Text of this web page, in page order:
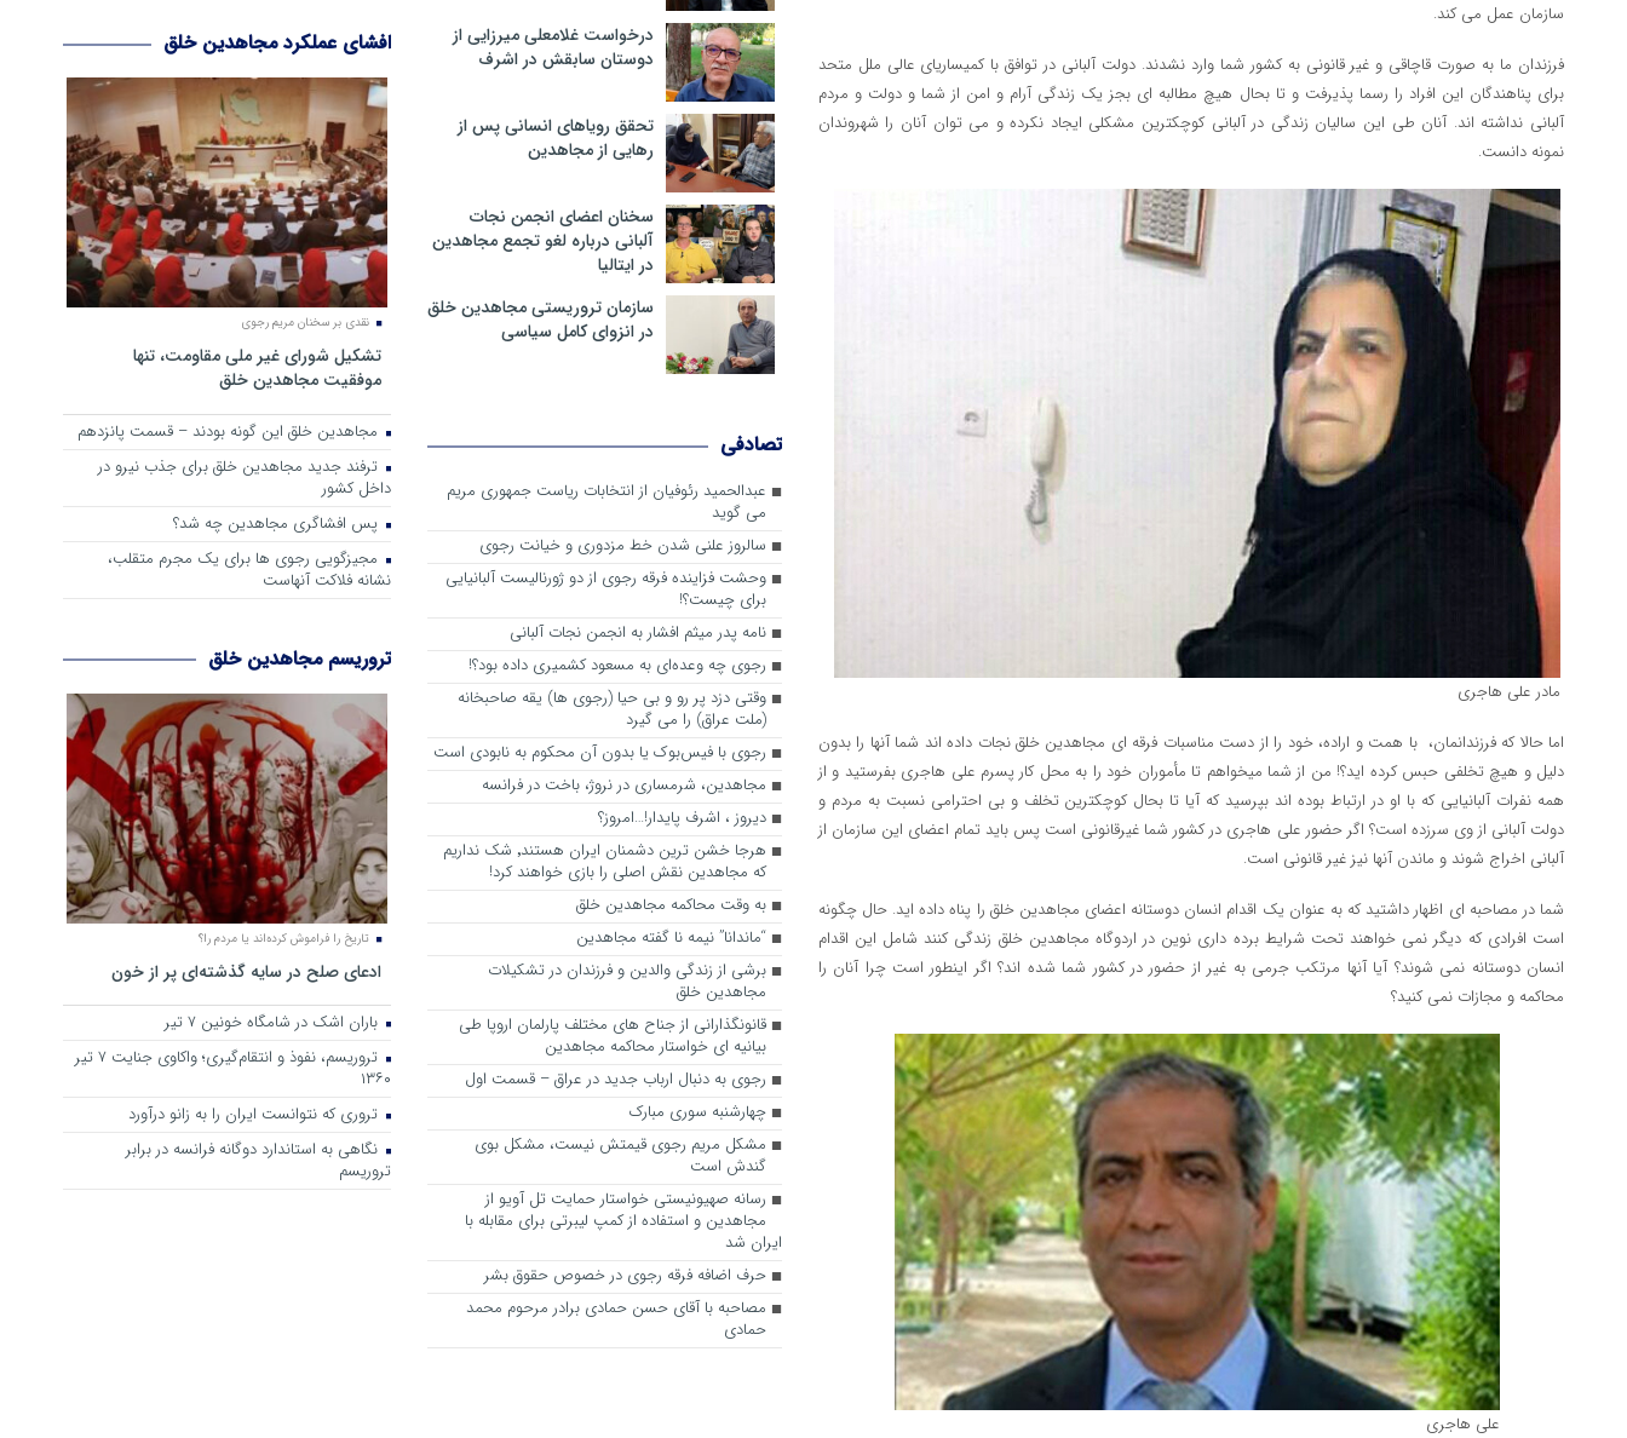
سازمان عمل می کند.
فرزندان ما به صورت قاچاقی و غیر قانونی به کشور شما وارد نشدند. دولت آلبانی در توافق با کمیساریای عالی ملل متحد
برای پناهندگان این افراد را رسما پذیرفت و تا بحال هیچ مطالبه ای بجز یک زندگی آرام و امن از شما و دولت و مردم
آلبانی نداشته اند. آنان طی این سالیان زندگی در آلبانی کوچکترین مشکلی ایجاد نکرده و می توان آنان را شهروندان
نمونه دانست.
مادر علی هاجری
اما حالا که فرزندانمان، با همت و اراده، خود را از دست مناسبات فرقه ای مجاهدین خلق نجات داده اند شما آنها را بدون
دلیل و هیچ تخلفی حبس کرده اید؟! من از شما میخواهم تا مأموران خود را به محل کار پسرم علی هاجری بفرستید و از
همه نفرات آلبانیایی که با او در ارتباط بوده اند بپرسید که آیا تا بحال کوچکترین تخلف و بی احترامی نسبت به مردم و
دولت آلبانی از وی سرزده است؟ اگر حضور علی هاجری در کشور شما غیرقانونی است پس باید تمام اعضای این سازمان از
آلبانی اخراج شوند و ماندن آنها نیز غیر قانونی است.
شما در مصاحبه ای اظهار داشتید که به عنوان یک اقدام انسان دوستانه اعضای مجاهدین خلق را پناه داده اید. حال چگونه
است افرادی که دیگر نمی خواهند تحت شرایط برده داری نوین در اردوگاه مجاهدین خلق زندگی کنند شامل این اقدام
انسان دوستانه نمی شوند؟ آیا آنها مرتکب جرمی به غیر از حضور در کشور شما شده اند؟ اگر اینطور است چرا آنان را
محاکمه و مجازات نمی کنید؟
علی هاجری
درخواست غلامعلی میرزایی از
دوستان سابقش در اشرف
تحقق رویاهای انسانی پس از
رهایی از مجاهدین
سخنان اعضای انجمن نجات
آلبانی درباره لغو تجمع مجاهدین
در ایتالیا
سازمان تروریستی مجاهدین خلق
در انزوای کامل سیاسی
تصادفی
عبدالحمید رئوفیان از انتخابات ریاست جمهوری مریم
می گوید
سالروز علنی شدن خط مزدوری و خیانت رجوی
وحشت فزاینده فرقه رجوی از دو ژورنالیست آلبانیایی
برای چیست؟!
نامه پدر میثم افشار به انجمن نجات آلبانی
رجوی چه وعده‌ای به مسعود کشمیری داده بود؟!
وقتی دزد پر رو و بی حیا (رجوی ها) یقه صاحبخانه
(ملت عراق) را می گیرد
رجوی با فیس‌بوک یا بدون آن محکوم به نابودی است
مجاهدین، شرم‎ساری در نروژ، باخت در فرانسه
ديروز ، اشرف پايدار!…امروز؟
هرجا خشن ترین دشمنان ایران هستند٬ شک نداریم
که مجاهدین نقش اصلی را بازی خواهند کرد!
به وقت محاکمه مجاهدین خلق
“ماندانا” نیمه نا گفته مجاهدین
برشی از زندگی والدین و فرزندان در تشکیلات
مجاهدین خلق
قانونگذارانی از جناح های مختلف پارلمان اروپا طی
بیانیه ای خواستار محاکمه مجاهدین
رجوی به دنبال ارباب جدید در عراق – قسمت اول
چهارشنبه سوری مبارک
مشکل مریم رجوی قیمتش نیست، مشکل بوی
گندش است
رسانه صهیونیستی خواستار حمایت تل آویو از
مجاهدین و استفاده از کمپ لیبرتی برای مقابله با
ایران شد
حرف اضافه فرقه رجوی در خصوص حقوق بشر
مصاحبه با آقای حسن حمادی برادر مرحوم محمد
حمادی
افشای عملکرد مجاهدین خلق
نقدی بر سخنان مریم رجوی
تشکیل شورای غیر ملی مقاومت، تنها
موفقیت مجاهدین خلق
مجاهدین خلق این گونه بودند – قسمت پانزدهم
ترفند جدید مجاهدین خلق برای جذب نیرو در
داخل کشور
پس افشاگری مجاهدین چه شد؟
مجیزگویی رجوی ها برای یک مجرم متقلب،
نشانه فلاکت آنهاست
تروریسم مجاهدین خلق
تاریخ را فراموش کرده‌اند یا مردم را؟
ادعای صلح در سایه گذشته‌ای پر از خون
باران اشک در شامگاه خونین 7 تیر
تروریسم، نفوذ و انتقام‌گیری؛ واکاوی جنایت ۷ تیر
۱۳۶۰
تروری که نتوانست ایران را به زانو درآورد
نگاهی به استاندارد دوگانه فرانسه در برابر
تروریسم